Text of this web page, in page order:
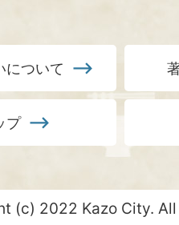
について
プ
(c) 2022 Kazo City.